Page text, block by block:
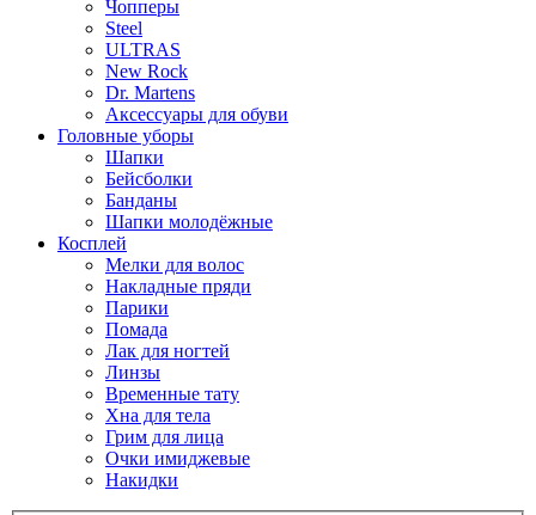
Чопперы
Steel
ULTRAS
New Rock
Dr. Martens
Аксессуары для обуви
Головные уборы
Шапки
Бейсболки
Банданы
Шапки молодёжные
Косплей
Мелки для волос
Накладные пряди
Парики
Помада
Лак для ногтей
Линзы
Временные тату
Хна для тела
Грим для лица
Очки имиджевые
Накидки